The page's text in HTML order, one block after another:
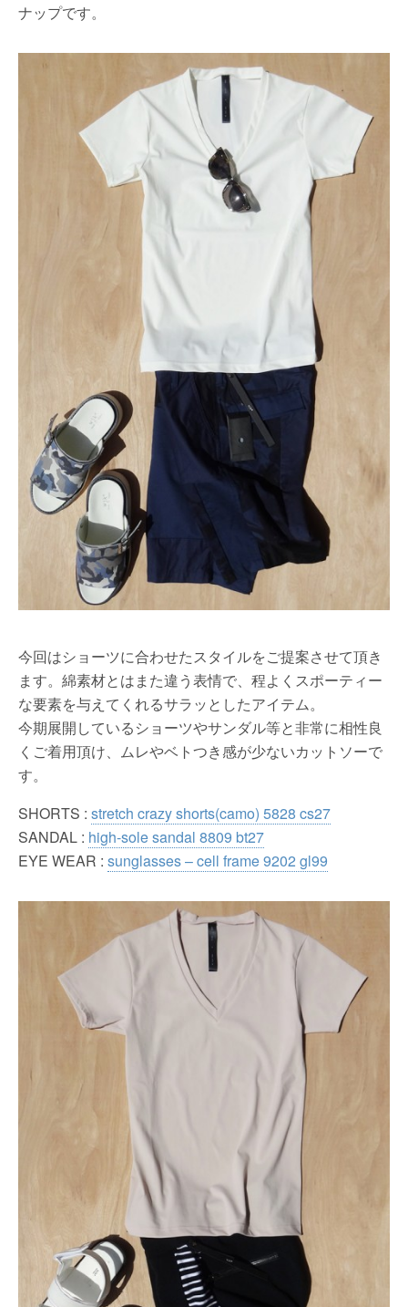
ナップです。
今回はショーツに合わせたスタイルをご提案させて頂き
ます。綿素材とはまた違う表情で、程よくスポーティー
な要素を与えてくれるサラッとしたアイテム。
今期展開しているショーツやサンダル等と非常に相性良
くご着用頂け、ムレやベトつき感が少ないカットソーで
す。
SHORTS : stretch crazy shorts(camo) 5828 cs27
SANDAL : high-sole sandal 8809 bt27
EYE WEAR : sunglasses – cell frame 9202 gl99